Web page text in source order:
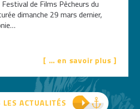
de Films Pêcheurs du
dimanche 29 mars dernier,
[ … en savoir plus ]
LES ACTUALITÉS